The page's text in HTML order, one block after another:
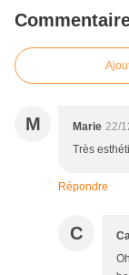
M Marie 22/
Très
Répondre
C